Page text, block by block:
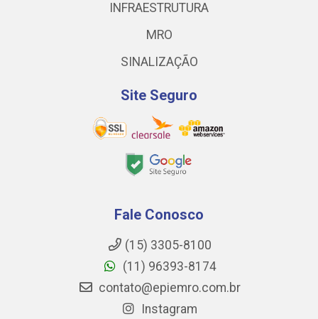
INFRAESTRUTURA
MRO
SINALIZAÇÃO
Site Seguro
Fale Conosco
(15) 3305-8100
(11) 96393-8174
contato@epiemro.com.br
Instagram